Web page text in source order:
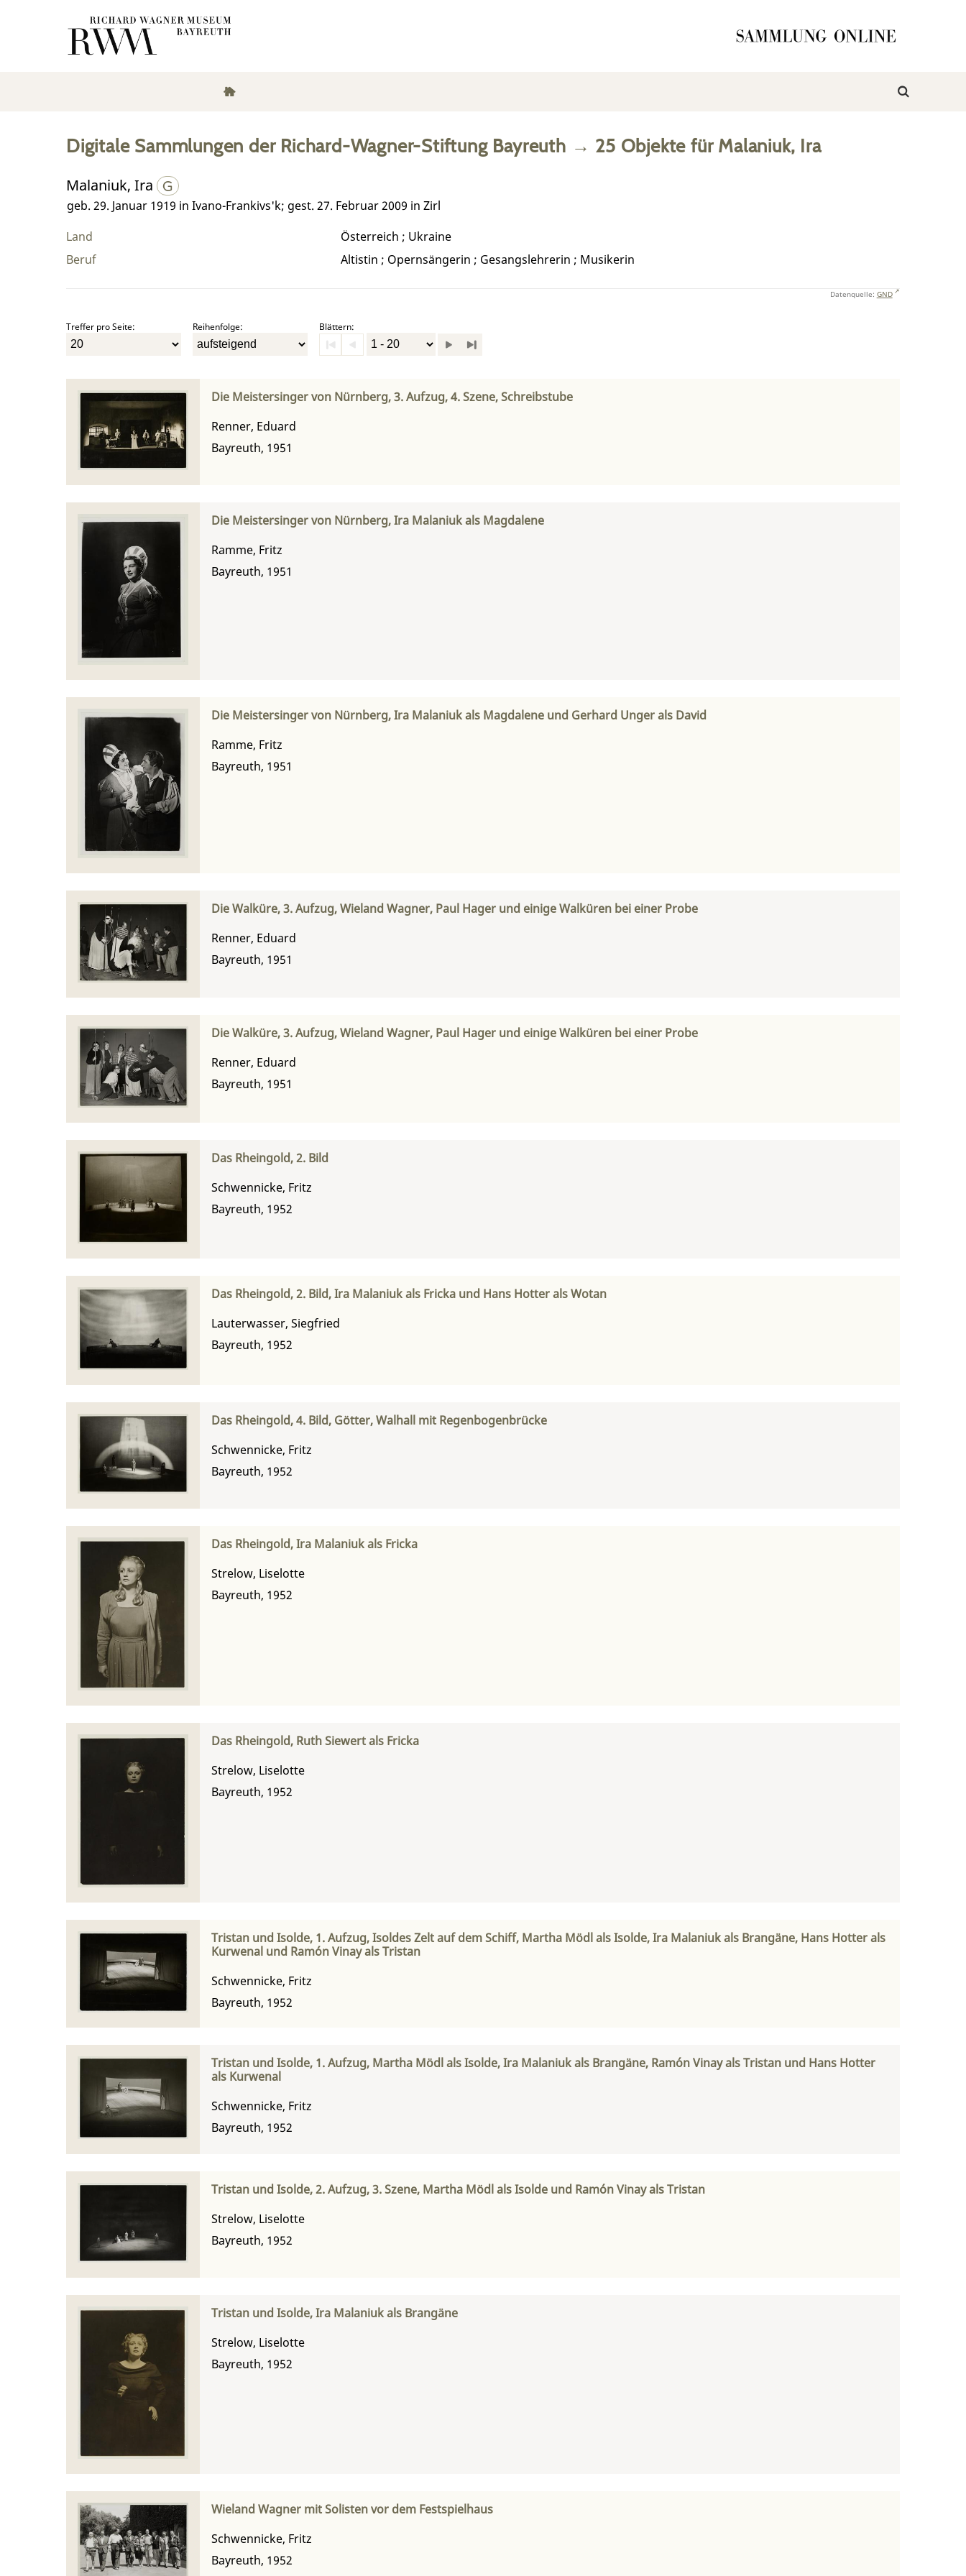
Digitale Sammlungen der Richard-Wagner-Stiftung Bayreuth → 25 Objekte für Malaniuk, Ira
Malaniuk, Ira
geb. 29. Januar 1919 in Ivano-Frankivs'k; gest. 27. Februar 2009 in Zirl
Land
Österreich ; Ukraine
Beruf
Altistin ; Opernsängerin ; Gesangslehrerin ; Musikerin
Datenquelle: GND
Treffer pro Seite: Reihenfolge: Blättern:
Die Meistersinger von Nürnberg, 3. Aufzug, 4. Szene, Schreibstube
Renner, Eduard
Bayreuth, 1951
Die Meistersinger von Nürnberg, Ira Malaniuk als Magdalene
Ramme, Fritz
Bayreuth, 1951
Die Meistersinger von Nürnberg, Ira Malaniuk als Magdalene und Gerhard Unger als David
Ramme, Fritz
Bayreuth, 1951
Die Walküre, 3. Aufzug, Wieland Wagner, Paul Hager und einige Walküren bei einer Probe
Renner, Eduard
Bayreuth, 1951
Die Walküre, 3. Aufzug, Wieland Wagner, Paul Hager und einige Walküren bei einer Probe
Renner, Eduard
Bayreuth, 1951
Das Rheingold, 2. Bild
Schwennicke, Fritz
Bayreuth, 1952
Das Rheingold, 2. Bild, Ira Malaniuk als Fricka und Hans Hotter als Wotan
Lauterwasser, Siegfried
Bayreuth, 1952
Das Rheingold, 4. Bild, Götter, Walhall mit Regenbogenbrücke
Schwennicke, Fritz
Bayreuth, 1952
Das Rheingold, Ira Malaniuk als Fricka
Strelow, Liselotte
Bayreuth, 1952
Das Rheingold, Ruth Siewert als Fricka
Strelow, Liselotte
Bayreuth, 1952
Tristan und Isolde, 1. Aufzug, Isoldes Zelt auf dem Schiff, Martha Mödl als Isolde, Ira Malaniuk als Brangäne, Hans Hotter als
Kurwenal und Ramón Vinay als Tristan
Schwennicke, Fritz
Bayreuth, 1952
Tristan und Isolde, 1. Aufzug, Martha Mödl als Isolde, Ira Malaniuk als Brangäne, Ramón Vinay als Tristan und Hans Hotter
als Kurwenal
Schwennicke, Fritz
Bayreuth, 1952
Tristan und Isolde, 2. Aufzug, 3. Szene, Martha Mödl als Isolde und Ramón Vinay als Tristan
Strelow, Liselotte
Bayreuth, 1952
Tristan und Isolde, Ira Malaniuk als Brangäne
Strelow, Liselotte
Bayreuth, 1952
Wieland Wagner mit Solisten vor dem Festspielhaus
Schwennicke, Fritz
Bayreuth, 1952